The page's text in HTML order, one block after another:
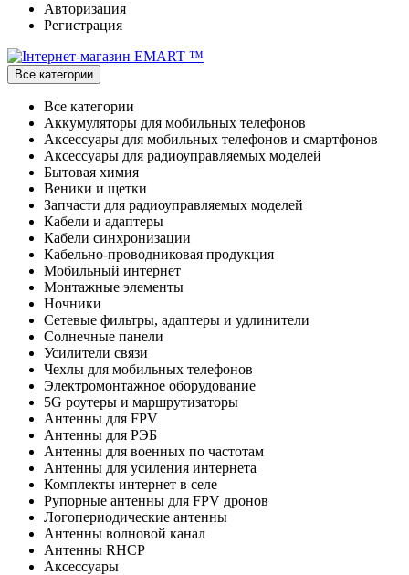
Авторизация
Регистрация
Все категории
Все категории
Аккумуляторы для мобильных телефонов
Аксессуары для мобильных телефонов и смартфонов
Аксессуары для радиоуправляемых моделей
Бытовая химия
Веники и щетки
Запчасти для радиоуправляемых моделей
Кабели и адаптеры
Кабели синхронизации
Кабельно-проводниковая продукция
Мобильный интернет
Монтажные элементы
Ночники
Сетевые фильтры, адаптеры и удлинители
Солнечные панели
Усилители связи
Чехлы для мобильных телефонов
Электромонтажное оборудование
5G роутеры и маршрутизаторы
Антенны для FPV
Антенны для РЭБ
Антенны для военных по частотам
Антенны для усиления интернета
Комплекты интернет в селе
Рупорные антенны для FPV дронов
Логопериодические антенны
Антенны волновой канал
Антенны RHCP
Аксессуары